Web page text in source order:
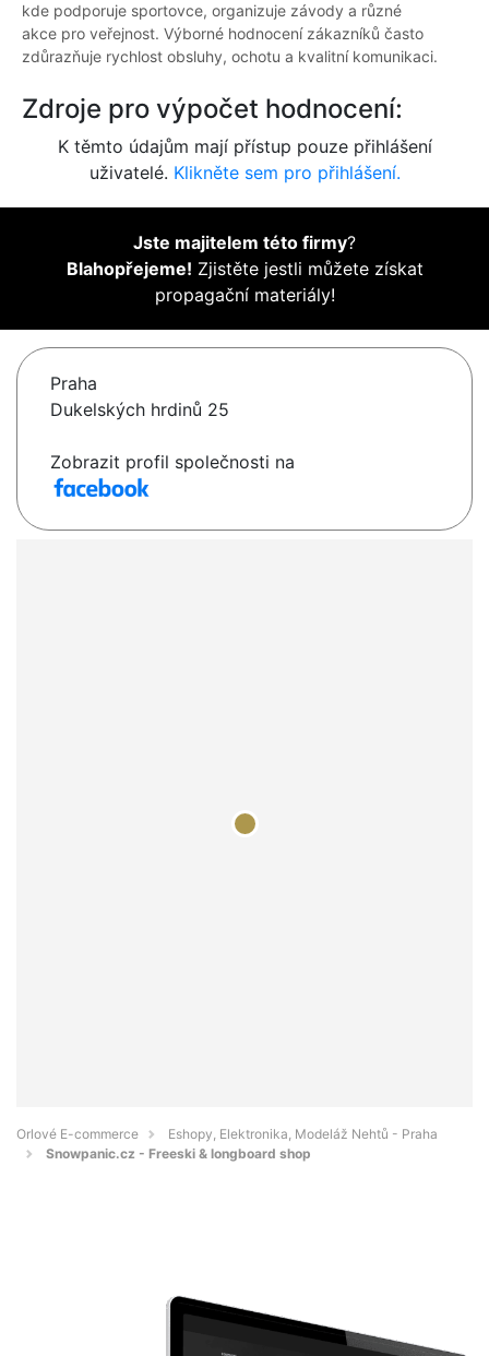
kde podporuje sportovce, organizuje závody a různé
akce pro veřejnost. Výborné hodnocení zákazníků často
zdůrazňuje rychlost obsluhy, ochotu a kvalitní komunikaci.
Zdroje pro výpočet hodnocení:
K těmto údajům mají přístup pouze přihlášení
uživatelé. Klikněte sem pro přihlášení.
Jste majitelem této firmy?
Blahopřejeme! Zjistěte jestli můžete získat
propagační materiály!
Praha
Dukelských hrdinů 25
Zobrazit profil společnosti na
Orlové E-commerce
Eshopy, Elektronika, Modeláž Nehtů - Praha
Snowpanic.cz - Freeski & longboard shop